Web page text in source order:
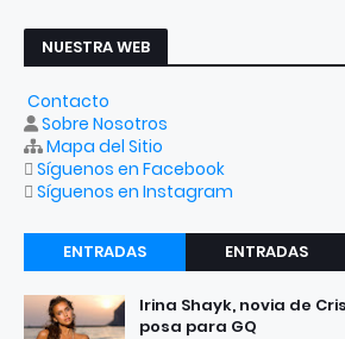
NUESTRA WEB
Contacto
Sobre Nosotros
Mapa del Sitio
Síguenos en Facebook
Síguenos en Instagram
ENTRADAS
RECIENTES
ENTRADAS
Irina Shayk, novia de
posa para GQ